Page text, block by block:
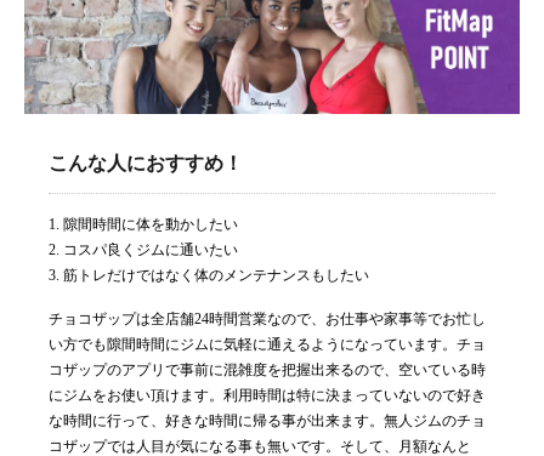
こんな人におすすめ！
1. 隙間時間に体を動かしたい
2. コスパ良くジムに通いたい
3. 筋トレだけではなく体のメンテナンスもしたい
チョコザップは全店舗24時間営業なので、お仕事や家事等でお忙し
い方でも隙間時間にジムに気軽に通えるようになっています。チョ
コザップのアプリで事前に混雑度を把握出来るので、空いている時
にジムをお使い頂けます。利用時間は特に決まっていないので好き
な時間に行って、好きな時間に帰る事が出来ます。無人ジムのチョ
コザップでは人目が気になる事も無いです。そして、月額なんと